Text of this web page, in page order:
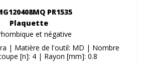
PR1535
Plaquette
et négative
| Matière de l'outil: MD | Nombre
[n]: 4 | Rayon [mm]: 0.8